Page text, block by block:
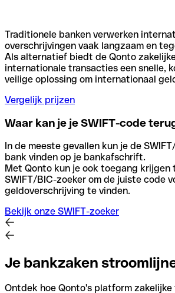
Traditionele banken verwerken
overschrijvingen vaak langzaam en
Als alternatief biedt de Qonto
internationale transacties een snelle,
veilige oplossing om internationaal
Vergelijk prijzen
Waar kan je je SWIFT-code
In de meeste gevallen kun je de
bank vinden op je bankafschrift.
Met Qonto kun je ook toegang krijgen
SWIFT/BIC-zoeker om de juiste code
geldoverschrijving te vinden.
Bekijk onze SWIFT-zoeker
Je bankzaken
Ontdek hoe Qonto's platform zakelijke